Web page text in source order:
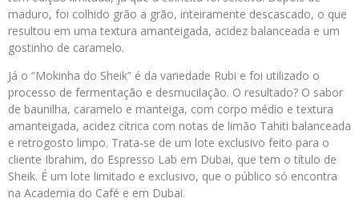
maduro, foi colhido grão a grão, inteiramente descascado, o que
resultou em uma textura amanteigada, acidez balanceada e um
gostinho de caramelo.
Já o “Mokinha do Sheik” é da variedade Rubi e foi utilizado o
processo de fermentação e desmucilação. O resultado? O sabor
de baunilha, caramelo e manteiga, com corpo médio e textura
amanteigada, acidez cítrica com notas de limão Tahiti balanceada
e retrogosto limpo. Trata-se de um lote exclusivo feito para o
cliente Ibrahim, do Espresso Lab em Dubai, que tem o título de
Sheik. É um lote limitado e exclusivo, que o público só encontra
na Academia do Café e em Dubai.